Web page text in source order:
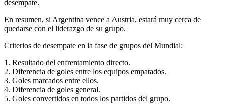
desempate.
En resumen, si Argentina vence a Austria, estará muy cerca de
quedarse con el liderazgo de su grupo.
Criterios de desempate en la fase de grupos del Mundial:
1. Resultado del enfrentamiento directo.
2. Diferencia de goles entre los equipos empatados.
3. Goles marcados entre ellos.
4. Diferencia de goles general.
5. Goles convertidos en todos los partidos del grupo.